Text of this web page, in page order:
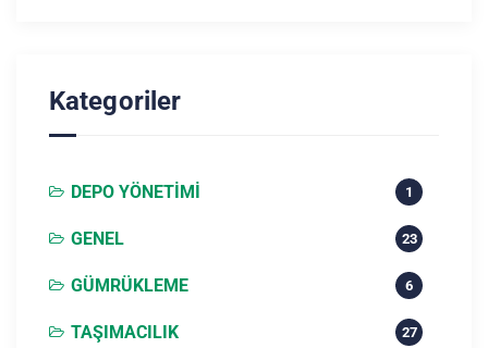
Kategoriler
DEPO YÖNETIMI 1
GENEL 23
GÜMRÜKLEME 6
TAŞIMACILIK 27